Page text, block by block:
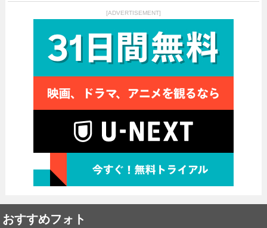
[ADVERTISEMENT]
おすすめフォト